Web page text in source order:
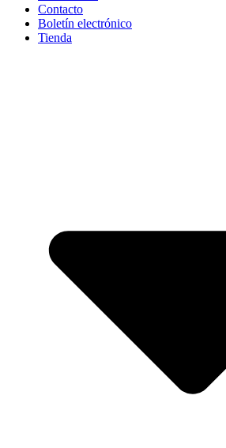
Contacto
Boletín electrónico
Tienda